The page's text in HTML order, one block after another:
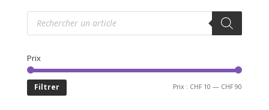
Recherche
produits
Prix
Filtrer Prix : CHF 10 — CHF 90